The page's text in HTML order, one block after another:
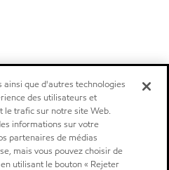
que d'autres technologies
des utilisateurs et
le trafic sur notre site Web.
informations sur votre
partenaires de médias
mais vous pouvez choisir de
utilisant le bouton « Rejeter